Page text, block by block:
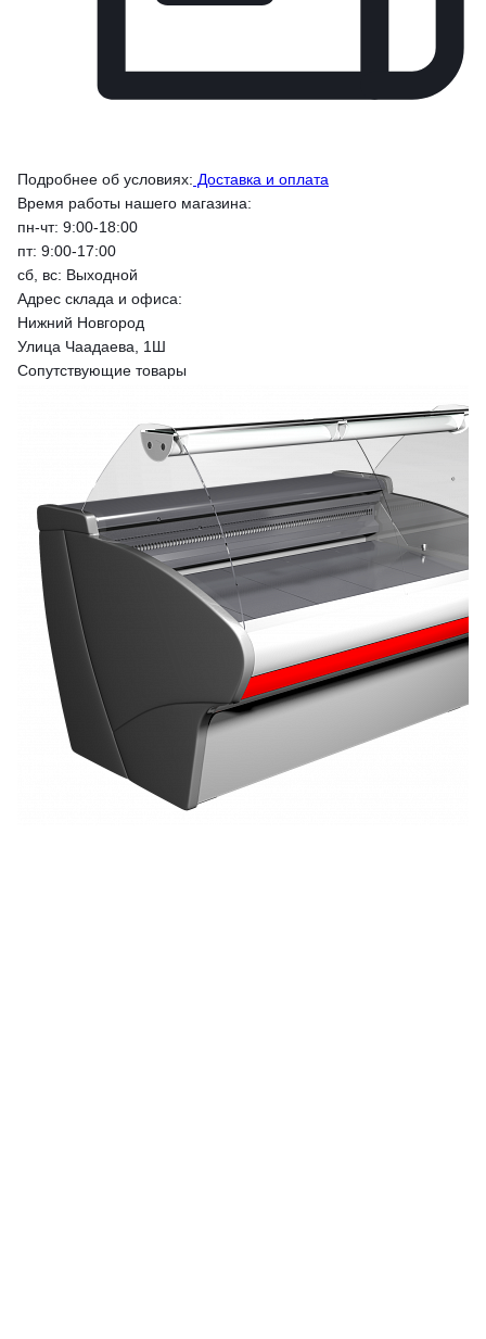
Подробнее об условиях: Доставка и оплата
Время работы нашего магазина:
пн-чт: 9:00-18:00
пт: 9:00-17:00
сб, вс: Выходной
Адрес склада и офиса:
Нижний Новгород
Улица Чаадаева, 1Ш
Сопутствующие товары